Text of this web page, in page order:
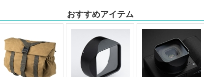
おすすめアイテム